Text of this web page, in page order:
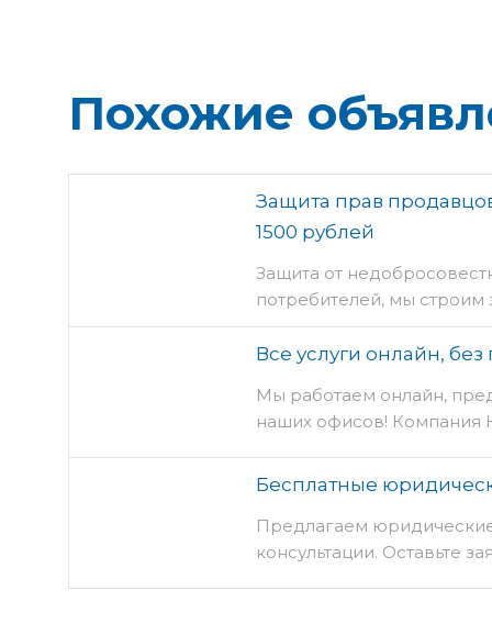
Похожие
Защита прав
1500 рублей
Защита от
потребителей, мы строим
Все услуги онлайн,
Мы работаем онлайн,
наших офисов! Компания
Бесплатные
Предлагаем
консультации. Оставьте